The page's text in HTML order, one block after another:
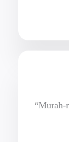
“Murah-